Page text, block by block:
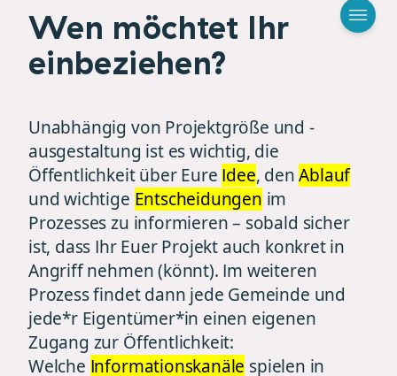
Wen möchtet Ihr
einbeziehen?
Unabhängig von Projektgröße und -
ausgestaltung ist es wichtig, die
Öffentlichkeit über Eure Idee, denAblauf
und wichtige Entscheidungen im
Prozesses zu informieren – sobald sicher
ist, dass Ihr Euer Projekt auch konkret in
Angriff nehmen (könnt). Im weiteren
Prozess findet dann jede Gemeinde und
jede*r Eigentümer*in einen eigenen
Zugang zur Öffentlichkeit:
Welche Informationskanäle spielen in